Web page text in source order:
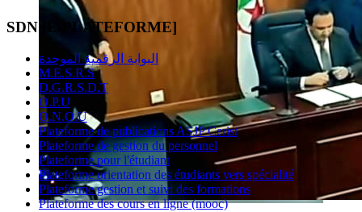
SDN [E-PLATEFORME]
البوابة الرقمية الموحدة
M.E.S.R.S
D.G.R.S.D.T
O.P.U
O.N.O.U
Plateforme de publications ASJP Cerist
Plateforme de gestion du personnel
Plateforme pour l'étudiant
Plateforme orientation des étudiants vers spécialité
Plateforme gestion et suivi des formations
Plateforme des cours en ligne (mooc)